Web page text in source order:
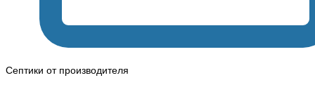
Септики от производителя